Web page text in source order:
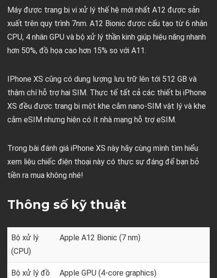
Máy được trang bị vi xử lý thế hệ mới nhất A12 được sản
xuất trên quy trình 7nm. A12 Bionic được cấu tạo từ 6 nhân
CPU, 4 nhân GPU và bộ xử lý thần kinh giúp hiệu năng nhanh
hơn 50%, đồ họa cao hơn 15% so với A11.
IPhone XS cũng có dung lượng lưu trữ lên tới 512 GB và
thậm chí hỗ trợ hai SIM. Thực tế tất cả các thiết bị iPhone
XS đều được trang bị một khe cắm nano-SIM vật lý và khe
cắm eSIM nhưng hiện có ít nhà mạng hỗ trợ eSIM.
Trong bài đánh giá iPhone XS này hãy cùng mình tìm hiểu
xem liệu chiếc điện thoại này có thực sự đáng để bạn bỏ
tiền ra mua không nhé!
Thông số kỹ thuật
Bộ xử lý
(CPU)
Apple A12 Bionic (7 nm)
Bộ xử lý đồ
Apple GPU (4-core graphics)